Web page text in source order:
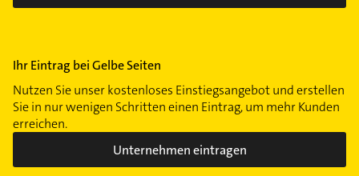
Unterbilk
Unterrath
Urdenbach
Vennhausen
Wersten
Ihr Eintrag bei Gelbe Seiten
Nutzen Sie unser kostenloses Einstiegsangebot und erstellen
Sie in nur wenigen Schritten einen Eintrag, um mehr Kunden
erreichen.
Unternehmen eintragen